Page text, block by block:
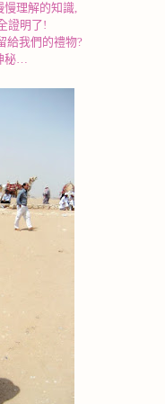
慢理解的知識,
證明了!
給我們的禮物?
秘…